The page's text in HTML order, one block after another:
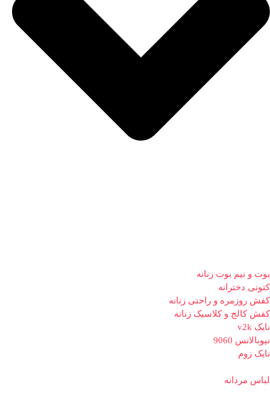
بوت و نیم بوت زنانه
کتونی دخترانه
کفش روزمره و راحتی زنانه
کفش کالج و کلاسیک زنانه
نایک v2k
نیوبالانس 9060
نایک زوم
لباس مردانه